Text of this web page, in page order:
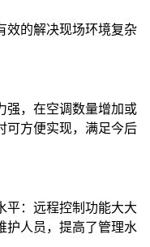
效的解决现场环境复杂
强，在空调数量增加或
可方便实现，满足今后
平：远程控制功能大大
护人员，提高了管理水